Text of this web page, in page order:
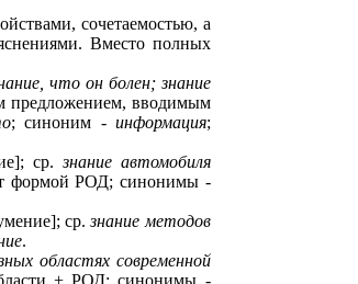
сочетаемостью, а
Вместо полных
что он болен; знание
предложением, вводимым
; синоним - информация;
ср. знание автомобиля
формой РОД; синонимы -
ср.знание методов
.
областях современной